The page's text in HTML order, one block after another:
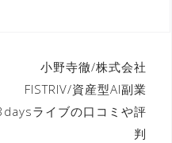
小野寺徹/株式会社
FISTRIV/資産型AI副業
ライブの口コミや評
判